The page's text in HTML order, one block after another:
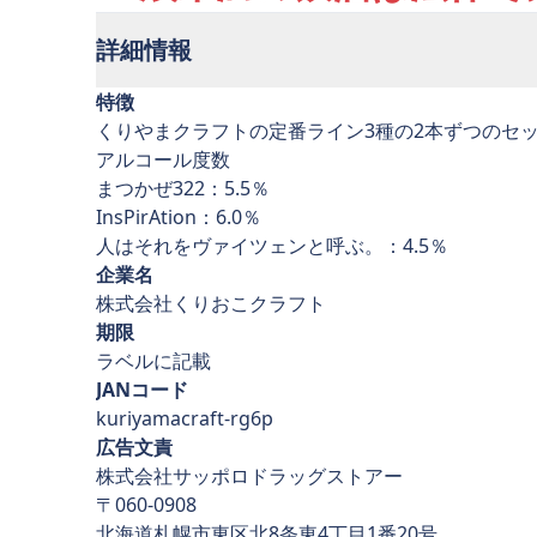
詳細情報
特徴
くりやまクラフトの定番ライン3種の2本ずつのセッ
アルコール度数
まつかぜ322：5.5％
InsPirAtion：6.0％
人はそれをヴァイツェンと呼ぶ。：4.5％
企業名
株式会社くりおこクラフト
期限
ラベルに記載
JANコード
kuriyamacraft-rg6p
広告文責
株式会社サッポロドラッグストアー
〒060-0908